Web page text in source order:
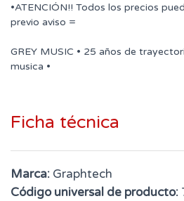
•ATENCIÓN!! Todos los precios
previo aviso =
GREY MUSIC • 25 años de
musica •
Ficha técnica
Marca: Graphtech
Código universal de producto: